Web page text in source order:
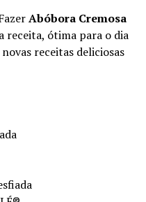
Abóbora Cremosa
receita, ótima para o dia
receitas deliciosas